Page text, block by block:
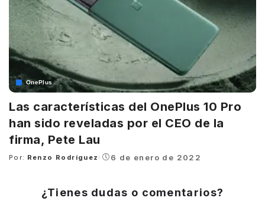
OnePlus
Las características del OnePlus 10 Pro
han sido reveladas por el CEO de la
firma, Pete Lau
Posted
Por: Renzo Rodríguez 6 de enero de 2022
¿Tienes dudas o comentarios?